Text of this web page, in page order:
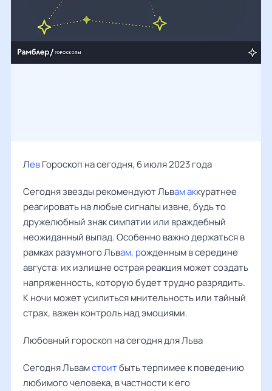
ЛевГороскоп на сегодня, 6 июля 2023 года
Сегодня звезды рекомендуют Львам аккуратнее
реагировать на любые сигналы извне, будь то
дружелюбный знак симпатии или враждебный
неожиданный выпад. Особенно важно держаться в
рамках разумного Львам, рожденным в середине
августа: их излишне острая реакция может создать
напряженность, которую будет трудно разрядить.
К ночи может усилиться мнительность или тайный
страх, важен контроль над эмоциями.
Любовный гороскоп на сегодня для Льва
Сегодня Львамстоитбыть терпимее к поведению
любимого человека, в частности к его